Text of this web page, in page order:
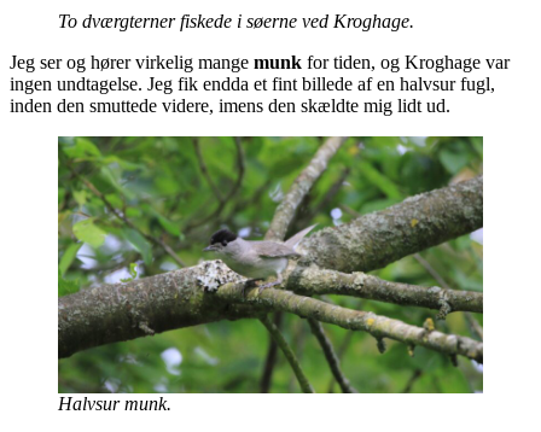
To dværgterner fiskede i søerne ved Kroghage.
Jeg ser og hører virkelig mange munk for tiden, og Kroghage var
ingen undtagelse. Jeg fik endda et fint billede af en halvsur fugl,
inden den smuttede videre, imens den skældte mig lidt ud.
Halvsur munk.